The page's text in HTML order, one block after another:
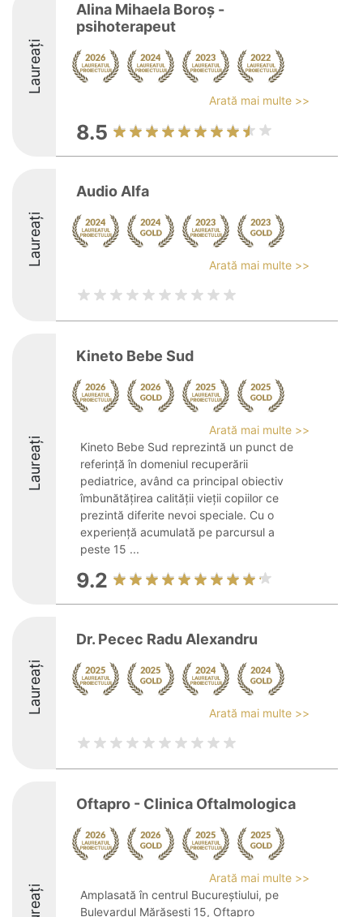
Laureați
Alina Mihaela Boroș -
psihoterapeut
Arată mai multe >>
8.5
Laureați
Audio Alfa
Arată mai multe >>
Laureați
Kineto Bebe Sud
Arată mai multe >>
Kineto Bebe Sud reprezintă un punct de
referință în domeniul recuperării
pediatrice, având ca principal obiectiv
îmbunătățirea calității vieții copiilor ce
prezintă diferite nevoi speciale. Cu o
experiență acumulată pe parcursul a
peste 15 ...
9.2
Laureați
Dr. Pecec Radu Alexandru
Arată mai multe >>
Oftapro - Clinica Oftalmologica
Arată mai multe >>
Amplasată în centrul Bucureștiului, pe
Bulevardul Mărășești 15, Oftapro